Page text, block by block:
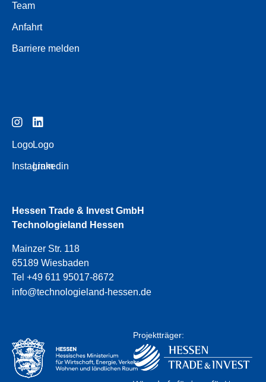
Team
Anfahrt
Barriere melden
Logo
Instagram
Logo
Linkedin
Hessen Trade & Invest GmbH
Technologieland Hessen
Mainzer Str. 118
65189 Wiesbaden
Tel +49 611 95017-8672
info@technologieland-hessen.de
Projektträger: